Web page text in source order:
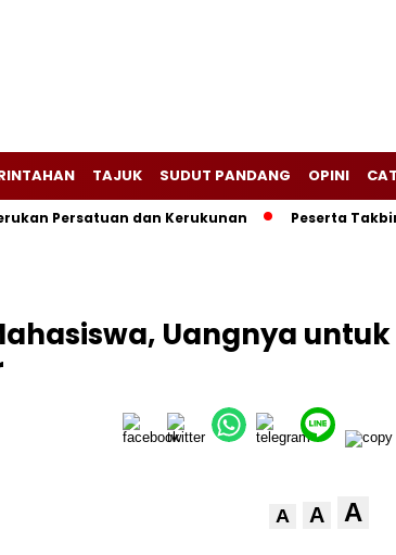
TAJUK SUDUT PANDANG OPINI
Persatuan dan Kerukunan Peserta
Uangnya untuk
A A A